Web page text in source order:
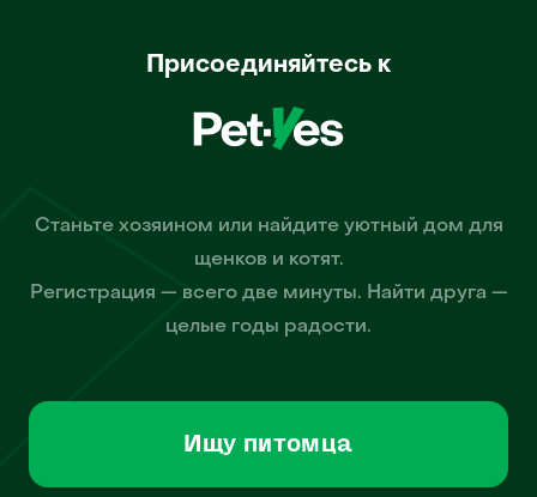
Присоединяйтесь к
Станьте хозяином или найдите уютный дом для
щенков и котят.
Регистрация — всего две минуты. Найти друга —
целые годы радости.
Ищу питомца